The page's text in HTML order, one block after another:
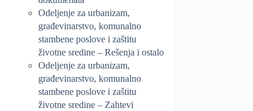
Odeljenje za urbanizam,
građevinarstvo, komunalno
stambene poslove i zaštitu
životne sredine – Rešenja i ostalo
Odeljenje za urbanizam,
građevinarstvo, komunalno
stambene poslove i zaštitu
životne sredine – Zahtevi